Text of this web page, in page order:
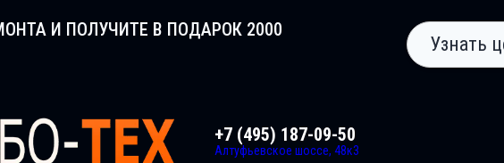
И ПОЛУЧИТЕ В ПОДАРОК 2000
Узнать
+7 (495) 187-09-50
Алтуфьевское шоссе, 48к3